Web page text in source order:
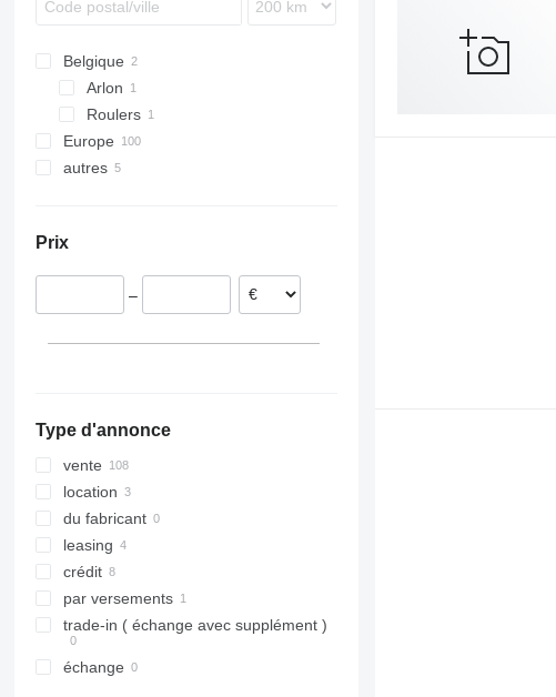
Belgique
Arlon
Roulers
Europe
Lituanie
République tchèque
Hongrie
autres
Prix
–
Type d'annonce
vente
location
du fabricant
leasing
crédit
par versements
trade-in ( échange avec supplément )
échange